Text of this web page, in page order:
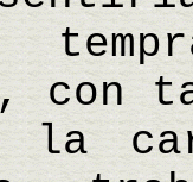
con
la